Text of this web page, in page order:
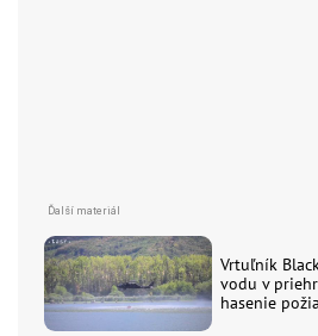
Vrtuľník
vodu v
hasenie